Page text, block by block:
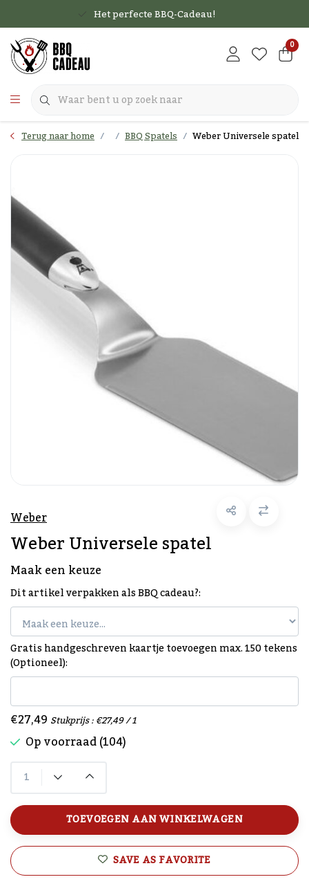
Het perfecte BBQ-Cadeau!
0
Terug naar home BBQ Spatels Weber Universele spatel
Weber
Weber Universele spatel
Maak een keuze
Dit artikel verpakken als BBQ cadeau?:
Gratis handgeschreven kaartje toevoegen max. 150 tekens
(Optioneel):
€27,49 Stukprijs : €27,49 / 1
Op voorraad (104)
TOEVOEGEN AAN WINKELWAGEN
SAVE AS FAVORITE